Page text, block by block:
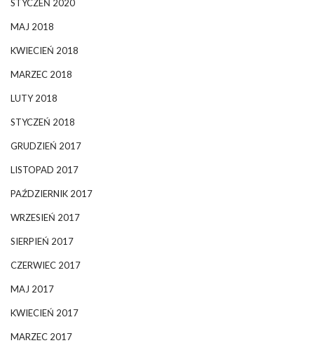
STYCZEŃ 2020
MAJ 2018
KWIECIEŃ 2018
MARZEC 2018
LUTY 2018
STYCZEŃ 2018
GRUDZIEŃ 2017
LISTOPAD 2017
PAŹDZIERNIK 2017
WRZESIEŃ 2017
SIERPIEŃ 2017
CZERWIEC 2017
MAJ 2017
KWIECIEŃ 2017
MARZEC 2017